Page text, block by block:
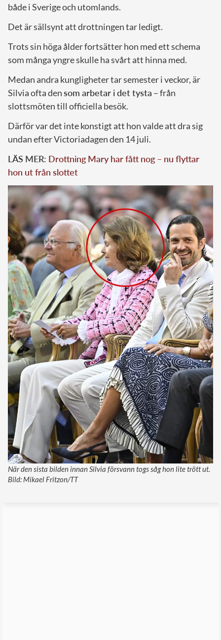
både i Sverige och utomlands.
Det är sällsynt att drottningen tar ledigt.
Trots sin höga ålder fortsätter hon med ett schema
som många yngre skulle ha svårt att hinna med.
Medan andra kungligheter tar semester i veckor, är
Silvia ofta densom arbetar i det tysta – från
slottsmöten till officiella besök.
Därför var det inte konstigt att hon valde att dra sig
undan efter Victoriadagen den 14 juli.
LÄS MER: Drottning Mary har fått nog – nu flyttar
hon ut från slottet
När den sista bilden innan Silvia försvann togs såg hon lite trött ut.
Bild: Mikael Fritzon/TT